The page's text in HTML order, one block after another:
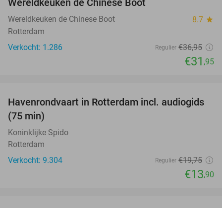
Wereldkeuken de Chinese Boot
Wereldkeuken de Chinese Boot 8.7 star
Rotterdam
Verkocht: 1.286
Regulier €36,95
€31 ,95
30%
Havenrondvaart in Rotterdam incl. audiogids
(75 min)
Koninklijke Spido
Rotterdam
Verkocht: 9.304
Regulier €19,75
€13,90